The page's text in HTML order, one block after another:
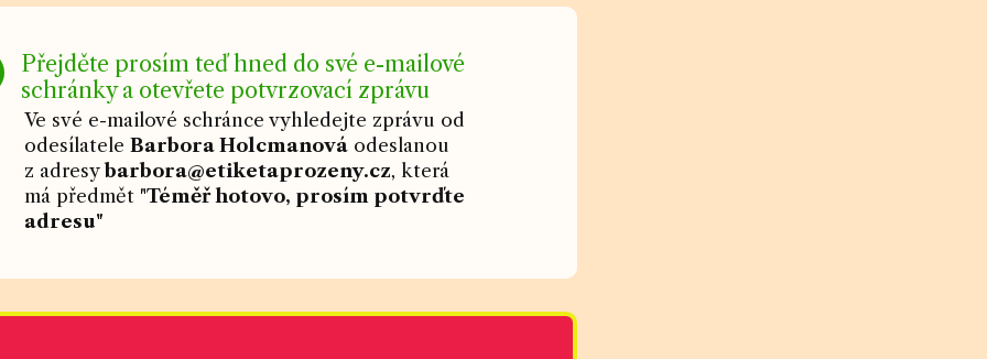
Přejděte prosím teď hned do své e-mailové
schránky a otevřete potvrzovací zprávu
Ve své e-mailové schránce vyhledejte zprávu od
odesílatele Barbora Holcmanová odeslanou
z adresybarbora@etiketaprozeny.cz, která
má předmět "Téměř hotovo, prosím potvrďte
adresu"